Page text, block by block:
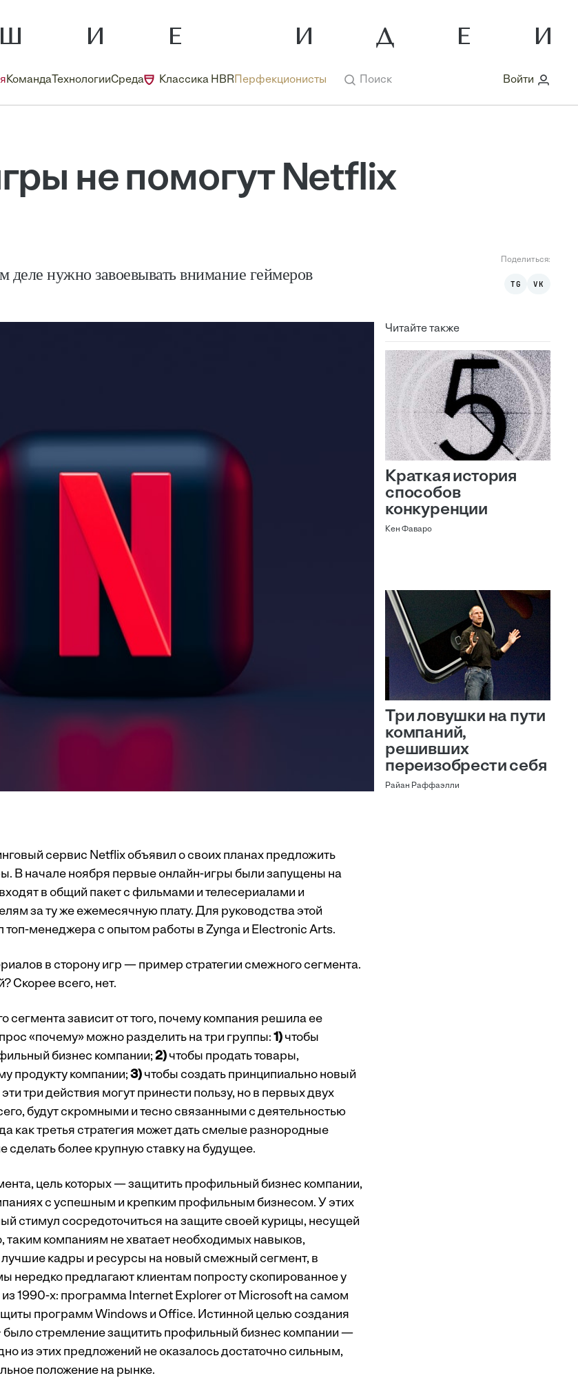
Команда ТехнологииСреда Классика HBR Перфекционисты Поиск Войти
не помогут Netflix
деле нужно завоевывать внимание геймеров
Поделиться:
TG VK
Читайте также
Краткая история
способов
конкуренции
Кен Фаваро
Три ловушки на пути
компаний,
решивших
переизобрести себя
Райан Раффаэлли
сервис Netflix объявил о своих планах предложить
В начале ноября первые онлайн-игры были запущены на
в общий пакет с фильмами и телесериалами и
за ту же ежемесячную плату. Для руководства этой
топ-менеджера с опытом работы в Zynga и Electronic Arts.
в сторону игр — пример стратегии смежного сегмента.
Скорее всего, нет.
сегмента зависит от того, почему компания решила ее
«почему» можно разделить на три группы: 1) чтобы
бизнес компании;2) чтобы продать товары,
продукту компании;3) чтобы создать принципиально новый
три действия могут принести пользу, но в первых двух
будут скромными и тесно связанными с деятельностью
как третья стратегия может дать смелые разнородные
сделать более крупную ставку на будущее.
цель которых — защитить профильный бизнес компании,
с успешным и крепким профильным бизнесом. У этих
стимул сосредоточиться на защите своей курицы, несущей
таким компаниям не хватает необходимых навыков,
кадры и ресурсы на новый смежный сегмент, в
нередко предлагают клиентам попросту скопированное у
1990-х: программа Internet Explorer от Microsoft на самом
программ Windows и Office. Истинной целью создания
было стремление защитить профильный бизнес компании —
из этих предложений не оказалось достаточно сильным,
положение на рынке.